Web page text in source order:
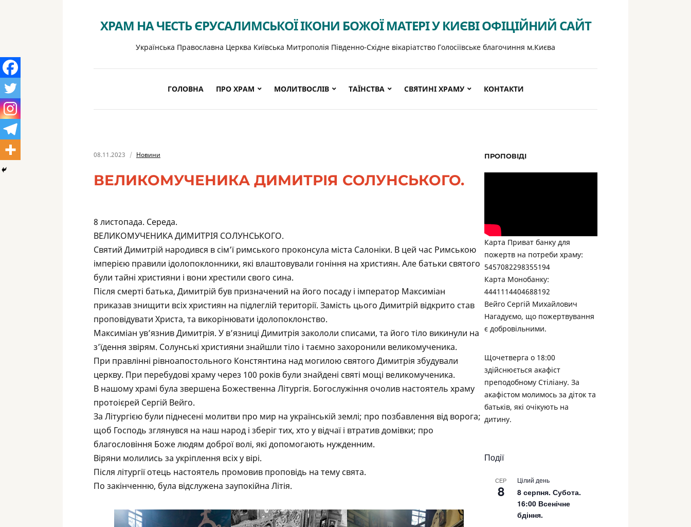
ХРАМ НА ЧЕСТЬ ЄРУСАЛИМСЬКОЇ ІКОНИ БОЖОЇ МАТЕРІ У КИЄВІ ОФІЦІЙНИЙ САЙТ
Українська Православна Церква Київська Митрополія Південно-Східне вікаріатство Голосіївське благочиння м.Києва
ГОЛОВНА ПРО ХРАМ МОЛИТВОСЛІВ ТАЇНСТВА СВЯТИНІ ХРАМУ КОНТАКТИ
08.11.2023 Новини
ВЕЛИКОМУЧЕНИКА ДИМИТРІЯ СОЛУНСЬКОГО.
8 листопада. Середа.
ВЕЛИКОМУЧЕНИКА ДИМИТРІЯ СОЛУНСЬКОГО.
Святий Димитрій народився в сім’ї римського проконсула міста Салоніки. В цей час Римською
імперією правили ідолопоклонники, які влаштовували гоніння на християн. Але батьки святого
були тайні християни і вони хрестили свого сина.
Після смерті батька, Димитрій був призначений на його посаду і імператор Максиміан
приказав знищити всіх християн на підлеглій території. Замість цього Димитрій відкрито став
проповідувати Христа, та викорінювати ідолопоклонство.
Максиміан ув’язнив Димитрія. У в’язниці Димитрія закололи списами, та його тіло викинули на
з’їдення звірям. Солунські християни знайшли тіло і таємно захоронили великомученика.
При правлінні рівноапостольного Констянтина над могилою святого Димитрія збудували
церкву. При перебудові храму через 100 років були знайдені святі мощі великомученика.
В нашому храмі була звершена Божественна Літургія. Богослужіння очолив настоятель храму
протоієрей Сергій Вейго.
За Літургією були піднесені молитви про мир на українській землі; про позбавлення від ворога;
щоб Господь зглянувся на наш народ і зберіг тих, хто у відчаї і втратив домівки; про
благословіння Боже людям доброї волі, які допомогають нужденним.
Віряни молились за укріплення всіх у вірі.
Після літургії отець настоятель промовив проповідь на тему свята.
По закінченню, була відслужена заупокійна Літія.
ПРОПОВІДІ
Карта Приват банку для
пожертв на потреби храму:
5457082298355194
Карта Монобанку:
4441114404688192
Вейго Сергій Михайлович
Нагадуємо, що пожертвування
є добровільними.
Щочетверга о 18:00
здійснюється акафіст
преподобному Стіліану. За
акафістом молимось за діток та
батьків, які очікують на
дитину.
Події
СЕР
8
Цілий день
8 серпня. Субота.
16:00 Всенічне
бдіння.